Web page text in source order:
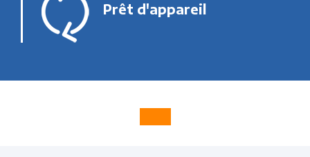
Prêt d'appareil